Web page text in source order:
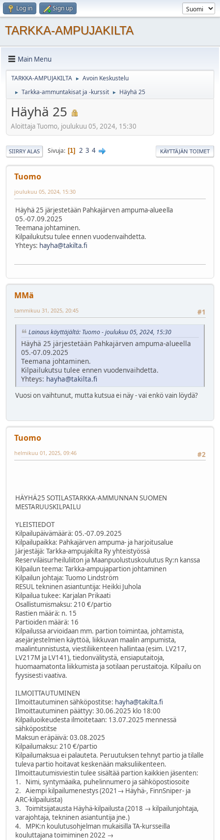
Log in Sign up
TARKKA-AMPUJAKILTA
Main Menu
TARKKA-AMPUJAKILTA ► Avoin Keskustelu
► Tarkka-ammuntakisat ja -kurssit ► Häyhä 25
Häyhä 25
Aloittaja Tuomo, joulukuu 05, 2024, 15:30
SIIRRY ALAS Sivuja 1 2 3 4 KÄYTTÄJÄN TOIMET
Tuomo
joulukuu 05, 2024, 15:30
Häyhä 25 järjestetään Pahkajärven ampuma-alueella
05.-07.09.2025
Teemana johtaminen.
Kilpailukutsu tulee ennen vuodenvaihdetta.
Yhteys: hayha@takilta.fi
MMä
#1
tammikuu 31, 2025, 20:45
Lainaus käyttäjältä: Tuomo - joulukuu 05, 2024, 15:30
Häyhä 25 järjestetään Pahkajärven ampuma-alueella
05.-07.09.2025
Teemana johtaminen.
Kilpailukutsu tulee ennen vuodenvaihdetta.
Yhteys: hayha@takilta.fi
Vuosi on vaihtunut, mutta kutsua ei näy - vai enkö vain löydä?
Tuomo
#2
helmikuu 01, 2025, 09:46
HÄYHÄ25 SOTILASTARKKA-AMMUNNAN SUOMEN
MESTARUUSKILPAILU
YLEISTIEDOT
Kilpailupäivämäärä: 05.-07.09.2025
Kilpailupaikka: Pahkajärven ampuma- ja harjoitusalue
Järjestäjä: Tarkka-ampujakilta Ry yhteistyössä
Reserviläisurheiluliiton ja Maanpuolustuskoulutus Ry:n kanssa
Kilpailun teema: Tarkka-ampujapartion johtaminen
Kilpailun johtaja: Tuomo Lindström
RESUL tekninen asiantuntija: Heikki Juhola
Kilpailua tukee: Karjalan Prikaati
Osallistumismaksu: 210 €/partio
Rastien määrä: n. 15
Partioiden määrä: 16
Kilpailussa arvioidaan mm. partion toimintaa, johtamista,
asejärjestelmien käyttöä, liikkuvan maalin ampumista,
maalintunnistusta, viestiliikenteen hallintaa (esim. LV217,
LV217M ja LV141), tiedonvälitystä, ensiaputaitoja,
huomaamatonta liikkumista ja sotilaan perustaitoja. Kilpailu on
fyysisesti vaativa.
ILMOITTAUTUMINEN
Ilmoittautuminen sähköpostitse: hayha@takilta.fi
Ilmoittautuminen päättyy: 30.06.2025 klo 18:00
Kilpailuoikeudesta ilmoitetaan: 13.07.2025 mennessä
sähköpostitse
Maksun eräpäivä: 03.08.2025
Kilpailumaksu: 210 €/partio
Kilpailumaksua ei palauteta. Peruutuksen tehnyt partio ja tilalle
tuleva partio hoitavat keskenään maksuliikenteen.
Ilmoittautumisviestin tulee sisältää partion kaikkien jäsenten:
1. Nimi, syntymäaika, puhelinnumero ja sähköpostiosoite
2. Aiempi kilpailumenestys (2021→ Häyhä-, FinnSniper- ja
ARC-kilpailuista)
3. Toimitsijatausta Häyhä-kilpailusta (2018 → kilpailunjohtaja,
varajohtaja, tekninen asiantuntija jne.)
4. MPK:n koulutusohjelman mukaisilla TA-kursseilla
kouluttajana toimiminen 2022 →